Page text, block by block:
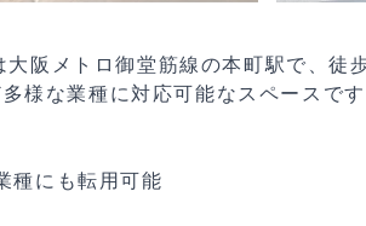
阪メトロ御堂筋線の本町駅で、徒
様な業種に対応可能なスペースです
種にも転用可能